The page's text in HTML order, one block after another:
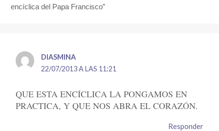
encíclica del Papa Francisco”
DIASMINA
22/07/2013 A LAS 11:21
QUE ESTA ENCÍCLICA LA PONGAMOS EN
PRACTICA, Y QUE NOS ABRA EL CORAZÓN.
Responder